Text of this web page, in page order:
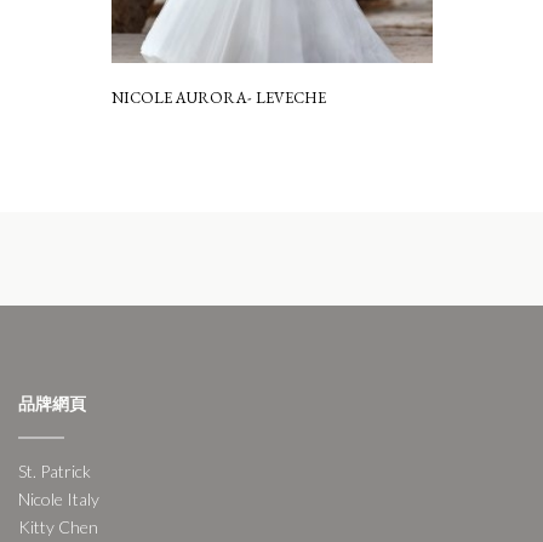
NICOLE AURORA- LEVECHE
品牌網頁
St. Patrick
Nicole Italy
Kitty Chen